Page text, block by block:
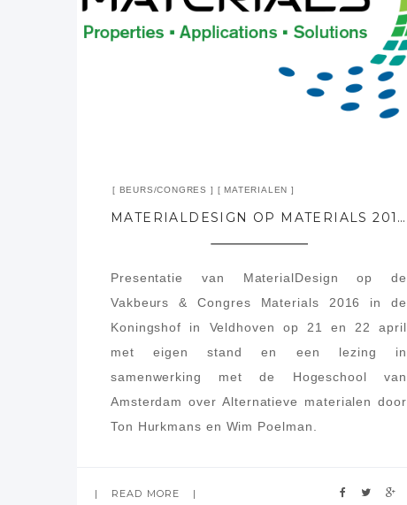
BEURS/CONGRES MATERIALEN
MATERIALDESIGN OP MATERIALS 2016, 20 EN 21 APRIL KONINGSHOF VELDHOVEN
Presentatie van MaterialDesign op de
Vakbeurs & Congres Materials 2016 in de
Koningshof in Veldhoven op 21 en 22 april
met eigen stand en een lezing in
samenwerking met de Hogeschool van
Amsterdam over Alternatieve materialen door
Ton Hurkmans en Wim Poelman.
READ MORE